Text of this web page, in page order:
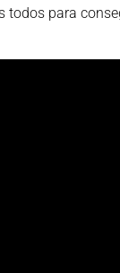
todos para